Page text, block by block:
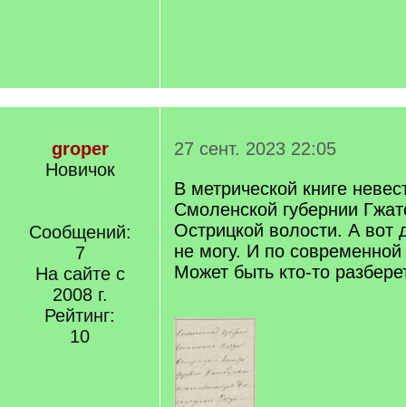
groper
Новичок
Сообщений:
7
На сайте с
2008 г.
Рейтинг:
10
27 сент. 2023 22:05
В метрической книге
Смоленской губернии
Острицкой волости. А вот
не могу. И по современной
Может быть кто-то